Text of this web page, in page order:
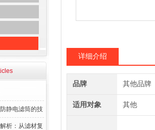
静电滤筒的技
析：从滤材复
详细介绍
品牌 其他品牌
适用对象 其他